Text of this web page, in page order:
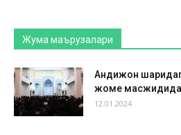
Жума маърузалари
Андижон
жоме масжидида
12.01.2024